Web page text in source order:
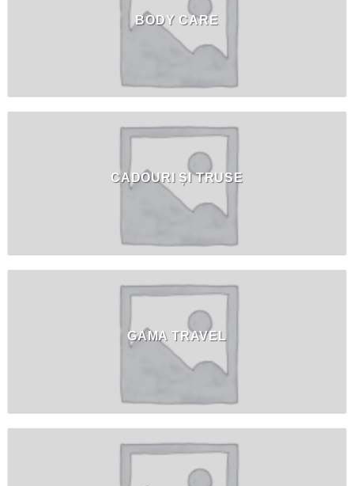
BODY CARE
CADOURI ȘI TRUSE
GAMA TRAVEL